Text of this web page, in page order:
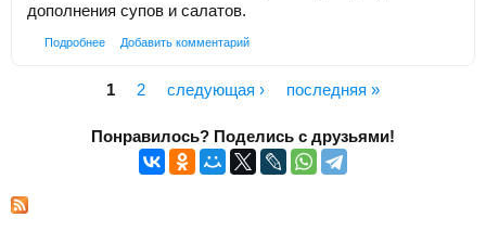
дополнения супов и салатов.
Подробнее Добавить комментарий
1 2 следующая › последняя »
Понравилось? Поделись с друзьями!